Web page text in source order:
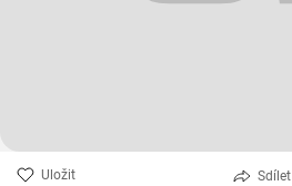
Uložit Sdílet